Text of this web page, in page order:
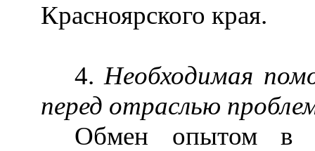
Красноярского края.
4. Необходимая
перед отраслью
Обмен опытом в